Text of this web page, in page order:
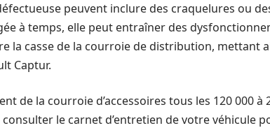
peuvent inclure des craquelures ou
à temps, elle peut entraîner des
la casse de la courroie de distribution, mettant
Captur.
de la courroie d’accessoires tous les 120 000 à
le carnet d’entretien de votre véhicule